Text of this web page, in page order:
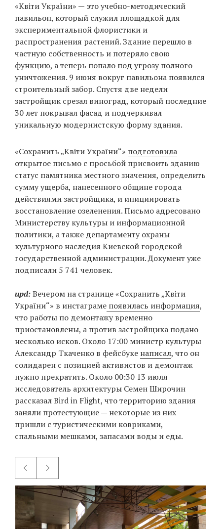
«Квіти України» — это учебно-методический
павильон, который служил площадкой для
экспериментальной флористики и
распространения растений. Здание перешло в
частную собственность и потеряло свою
функцию, а теперь попало под угрозу полного
уничтожения. 9 июня вокруг павильона появился
строительный забор. Спустя две недели
застройщик срезал виноград, который последние
30 лет покрывал фасад и подчеркивал
уникальную модернистскую форму здания.
«Сохранить „Квіти України“» подготовила
открытое письмо с просьбой присвоить зданию
статус памятника местного значения, определить
сумму ущерба, нанесенного общине города
действиями застройщика, и инициировать
восстановление озеленения. Письмо адресовано
Министерству культуры и информационной
политики, а также департаменту охраны
культурного наследия Киевской городской
государственной администрации. Документ уже
подписали 5 741 человек.
upd:Вечером на странице «Сохранить „Квіти
України“» в инстаграме появилась информация,
что работы по демонтажу временно
приостановлены, а против застройщика подано
несколько исков. Около 17:00 министр культуры
Александр Ткаченко в фейсбуке написал, что он
солидарен с позицией активистов и демонтаж
нужно прекратить. Около 00:30 13 июля
исследователь архитектуры Семен Широчин
рассказал Bird in Flight, что территорию здания
заняли протестующие — некоторые из них
пришли с туристическими ковриками,
спальными мешками, запасами воды и еды.